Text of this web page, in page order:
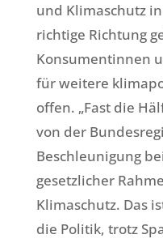
und Klimaschutz
richtige Richtung
Konsumentinnen
für weitere
offen. „Fast die
von der
Beschleunigung
gesetzlicher
Klimaschutz. Das
die Politik, trotz